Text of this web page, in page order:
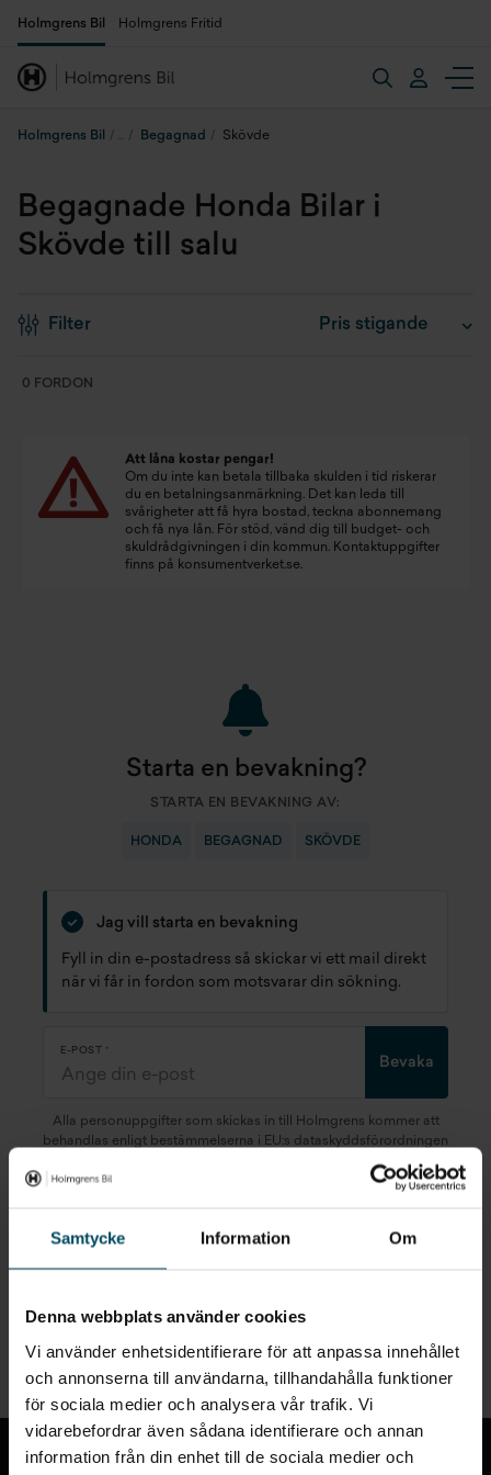
Samtycke Information Om
Denna webbplats använder cookies
Vi använder enhetsidentifierare för att anpassa innehållet
och annonserna till användarna, tillhandahålla funktioner
för sociala medier och analysera vår trafik. Vi
vidarebefordrar även sådana identifierare och annan
information från din enhet till de sociala medier och
Holmgrens Bil Holmgrens Fritid
Holmgrens Bil Begagnad Skövde
Begagnade Honda Bilar i
Skövde till salu
Filter
0 FORDON
Att låna kostar pengar!
Om du inte kan betala tillbaka skulden i tid riskerar
du en betalningsanmärkning. Det kan leda till
svårigheter att få hyra bostad, teckna abonnemang
och få nya lån. För stöd, vänd dig till budget- och
skuldrådgivningen i din kommun. Kontaktuppgifter
finns på konsumentverket.se.
Starta en bevakning?
STARTA EN BEVAKNING AV:
HONDA BEGAGNAD SKÖVDE
Jag vill starta en bevakning
Fyll in din e-postadress så skickar vi ett mail direkt
när vi får in fordon som motsvarar din sökning.
E-POST
Bevaka
Alla personuppgifter som skickas in till Holmgrens kommer att
behandlas enligt bestämmelserna i EU:s dataskyddsförordningen
kan du läsa mer om hur vi behandlar dina
Snabblänkar
Till toppen